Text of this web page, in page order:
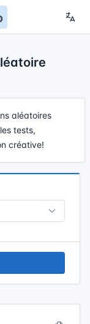
aléatoires
tests,
créative!